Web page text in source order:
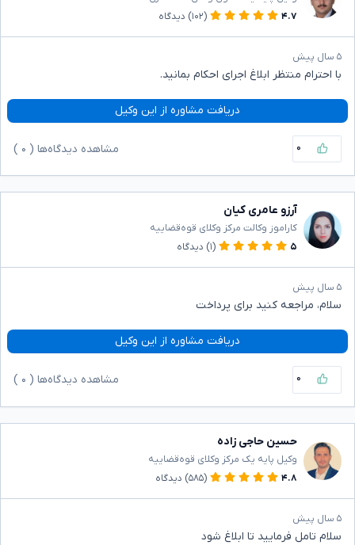
۴.۷
(۱۰۲) دیدگاه
۵ سال پیش
با احترام منتظر ابلاغ اجرای احکام بمانید.
دریافت مشاوره از این وکیل
۰ مشاهده دیدگاه‌ها ( ۰
آرزو عامری کیان
کاراموز وکالت مرکز وکلای قوه‌قضاییه
۵
(۱) دیدگاه
۵ سال پیش
سلام، مراجعه کنید برای پرداخت
دریافت مشاوره از این وکیل
۰ مشاهده دیدگاه‌ها ( ۰
حسین حاجی زاده
وکیل پایه یک مرکز وکلای قوه‌قضاییه
۴.۸
(۵۸۵) دیدگاه
۵ سال پیش
سلام تامل فرمایید تا ابلاغ شود